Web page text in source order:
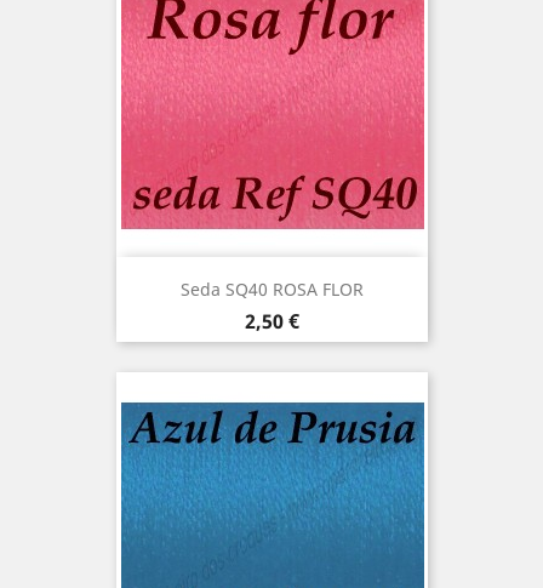
Seda SQ40 ROSA FLOR
Precio
2,50 €